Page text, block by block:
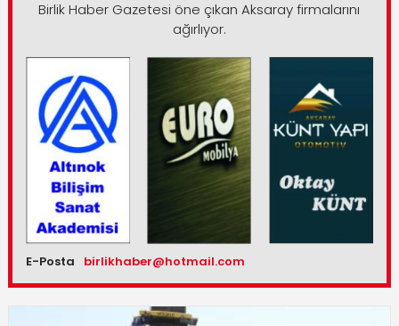
Birlik Haber Gazetesi öne çıkan Aksaray firmalarını
ağırlıyor.
E-Posta birlikhaber@hotmail.com